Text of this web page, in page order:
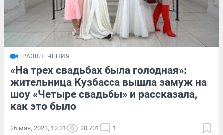
РАЗВЛЕЧЕНИЯ
«На трех свадьбах была голодная»:
жительница Кузбасса вышла замуж на
шоу «Четыре свадьбы» и рассказала,
как это было
26 мая, 2023, 12:31 20 701 1